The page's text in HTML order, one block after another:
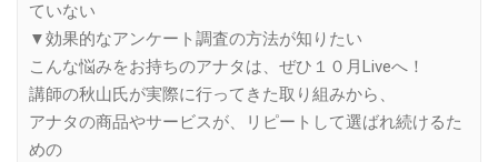
ていない
▼効果的なアンケート調査の方法が知りたい
こんな悩みをお持ちのアナタは、ぜひ１０月Liveへ！
講師の秋山氏が実際に行ってきた取り組みから、
アナタの商品やサービスが、リピートして選ばれ続けるた
めの